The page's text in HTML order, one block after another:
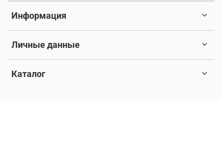
Информация
Личные данные
Каталог